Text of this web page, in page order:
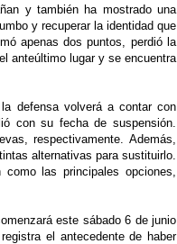
y también ha mostrado una
y recuperar la identidad que
apenas dos puntos, perdió la
anteúltimo lugar y se encuentra
defensa volverá a contar con
con su fecha de suspensión.
respectivamente. Además,
alternativas para sustituirlo.
las principales opciones,
este sábado 6 de junio
el antecedente de haber